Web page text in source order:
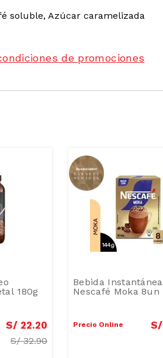
soluble, Azúcar caramelizada
de promociones
180g
S/ 22.20
S/32.90
Bebida Instantánea
Nescafé Moka 8un
Precio Online S/